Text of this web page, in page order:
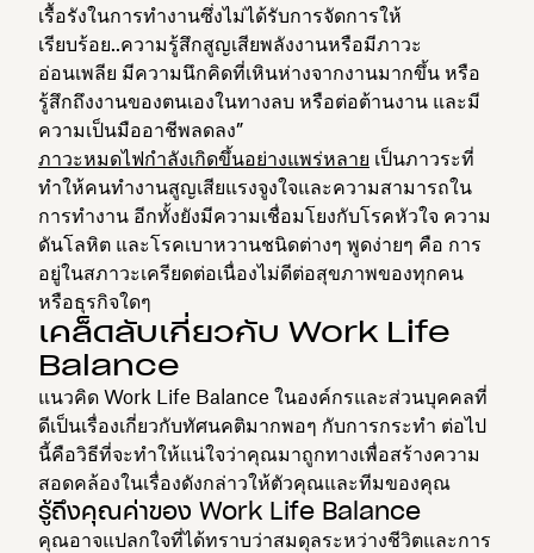
เรื้อรังในการทำงานซึ่งไม่ได้รับการจัดการให้
เรียบร้อย..ความรู้สึกสูญเสียพลังงานหรือมีภาวะ
อ่อนเพลีย มีความนึกคิดที่เหินห่างจากงานมากขึ้น หรือ
รู้สึกถึงงานของตนเองในทางลบ หรือต่อต้านงาน และมี
ความเป็นมืออาชีพลดลง”
ภาวะหมดไฟกำลังเกิดขึ้นอย่างแพร่หลาย เป็นภาวระที่
ทำให้คนทำงานสูญเสียแรงจูงใจและความสามารถใน
การทำงาน อีกทั้งยังมีความเชื่อมโยงกับโรคหัวใจ ความ
ดันโลหิต และโรคเบาหวานชนิดต่างๆ พูดง่ายๆ คือ การ
อยู่ในสภาวะเครียดต่อเนื่องไม่ดีต่อสุขภาพของทุกคน
หรือธุรกิจใดๆ
เคล็ดลับเกี่ยวกับ Work Life
Balance
แนวคิด Work Life Balance ในองค์กรและส่วนบุคคลที่
ดีเป็นเรื่องเกี่ยวกับทัศนคติมากพอๆ กับการกระทำ ต่อไป
นี้คือวิธีที่จะทำให้แน่ใจว่าคุณมาถูกทางเพื่อสร้างความ
สอดคล้องในเรื่องดังกล่าวให้ตัวคุณและทีมของคุณ
รู้ถึงคุณค่าของ Work Life Balance
คุณอาจแปลกใจที่ได้ทราบว่าสมดุลระหว่างชีวิตและการ